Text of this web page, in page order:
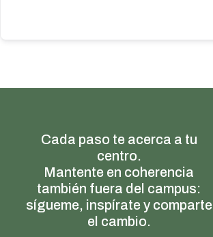
Cada paso te acerca a tu
centro.
Mantente en coherencia
también fuera del campus:
sígueme, inspírate y comparte
el cambio.